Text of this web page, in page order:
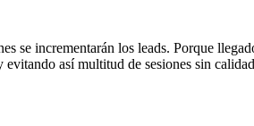
se incrementarán los leads. Porque
así multitud de sesiones sin